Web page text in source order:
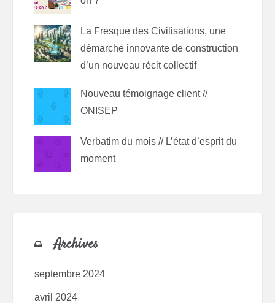
La Fresque des Civilisations, une
démarche innovante de construction
d’un nouveau récit collectif
Nouveau témoignage client //
ONISEP
Verbatim du mois // L’état d’esprit du
moment
Archives
septembre 2024
avril 2024